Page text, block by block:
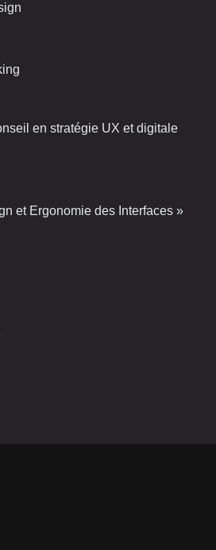
en stratégie UX et digitale
et Ergonomie des Interfaces »